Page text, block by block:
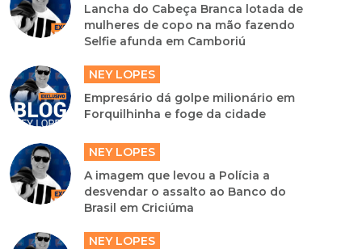
Lancha do Cabeça Branca lotada de
mulheres de copo na mão fazendo
Selfie afunda em Camboriú
NEY LOPES
Empresário dá golpe milionário em
Forquilhinha e foge da cidade
NEY LOPES
A imagem que levou a Polícia a
desvendar o assalto ao Banco do
Brasil em Criciúma
NEY LOPES